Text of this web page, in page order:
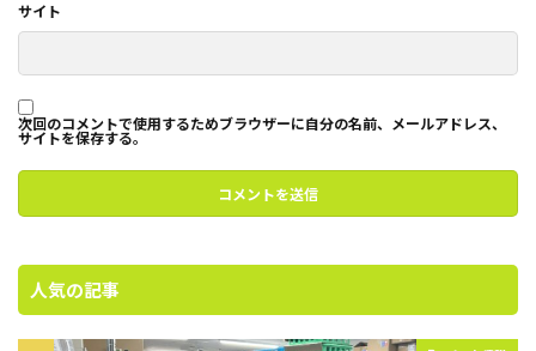
サイト
次回のコメントで使用するためブラウザーに自分の名前、メールアドレス、
サイトを保存する。
人気の記事